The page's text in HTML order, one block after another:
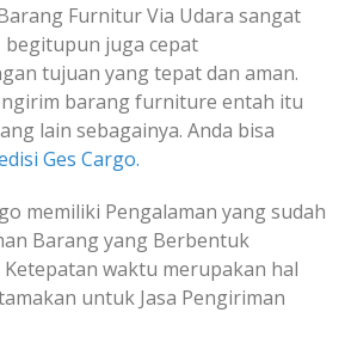
Furnitur Via Udara sangat
begitupun juga cepat
tujuan yang tepat dan aman.
barang furniture entah itu
lain sebagainya. Anda bisa
Ges Cargo.
memiliki Pengalaman yang sudah
Barang yang Berbentuk
waktu merupakan hal
untuk Jasa Pengiriman